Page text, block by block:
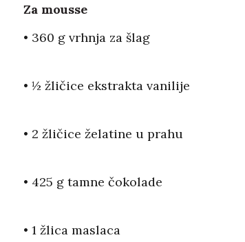
Za mousse
• 360 g vrhnja za šlag
• ½ žličice ekstrakta vanilije
• 2 žličice želatine u prahu
• 425 g tamne čokolade
• 1 žlica maslaca